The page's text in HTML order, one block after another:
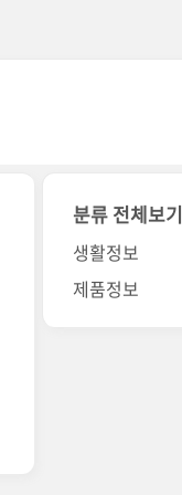
분류 전체보기
생활정보
제품정보